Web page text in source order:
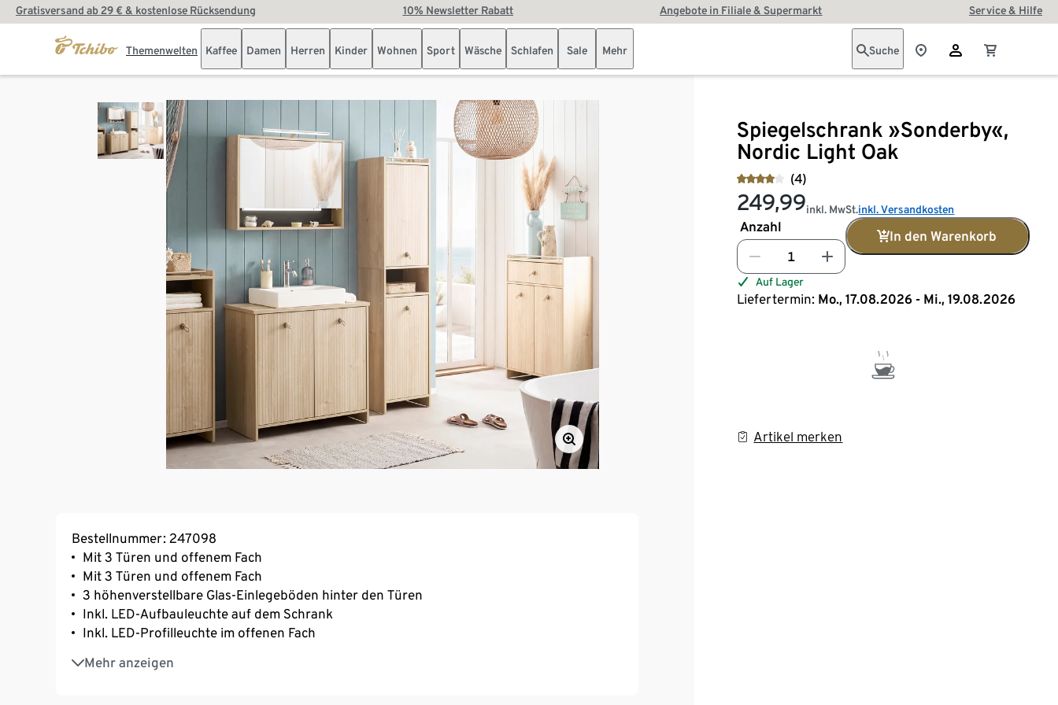
Gratisversand ab 29 € & kostenlose Rücksendung 10% Newsletter Rabatt Angebote in Filiale & Supermarkt Service & Hilfe
Themenwelten Kaffee Damen Herren Kinder Wohnen Sport Wäsche Schlafen Sale Mehr Suche
Spiegelschrank »Sonderby«,
Nordic Light Oak
(4)
249,99inkl. MwSt.inkl. Versandkosten
Anzahl
In den Warenkorb
Auf Lager
Liefertermin: Mo., 17.08.2026 - Mi., 19.08.2026
Artikel merken
Bestellnummer: 247098
Mit 3 Türen und offenem Fach
Mit 3 Türen und offenem Fach
3 höhenverstellbare Glas-Einlegeböden hinter den Türen
Inkl. LED-Aufbauleuchte auf dem Schrank
Inkl. LED-Profilleuchte im offenen Fach
Mehr anzeigen
Schalter-Steckdosen-Kombination hinter der rechten Tür
Holzdekor mit fühlbarer Struktur